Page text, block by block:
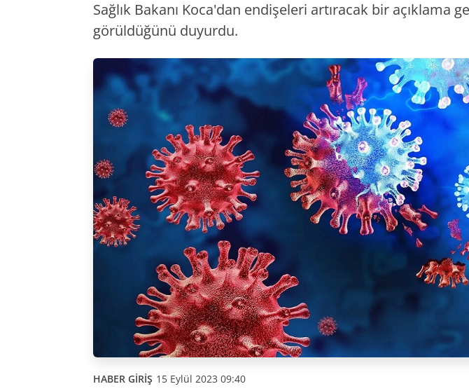
Sağlık Bakanı Koca'dan endişeleri artıracak bir açıklama
görüldüğünü duyurdu.
HABER GİRİŞ 15 Eylül 2023 09:40